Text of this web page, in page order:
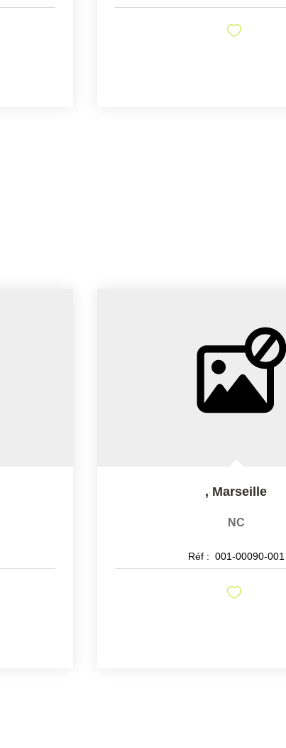
, Marseille
NC
Réf : 001-00090-001